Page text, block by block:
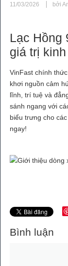
11/03/2026 bởi
Lạc Hồng
giá trị
VinFast chính
khơi nguồn cảm
lĩnh, trí tuệ và
sánh ngang với
biểu trưng cho
ngay!
Bình luận